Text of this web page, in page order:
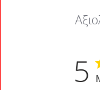
5